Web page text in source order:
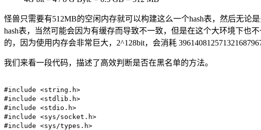
怪兽只需要有512MB的空闲内存就可以构建这么一个hash表，然后无论
hash表，当然可能会因为有缓存而导致不一致，但是在这个大环境下也
的，因为使用内存会非常巨大，2^128bit，会消耗
我们来看一段代码，描述了高效判断是否在黑名单的方法。
#include <string.h>
#include <stdlib.h>
#include <stdio.h>
#include <sys/socket.h>
#include <sys/types.h>